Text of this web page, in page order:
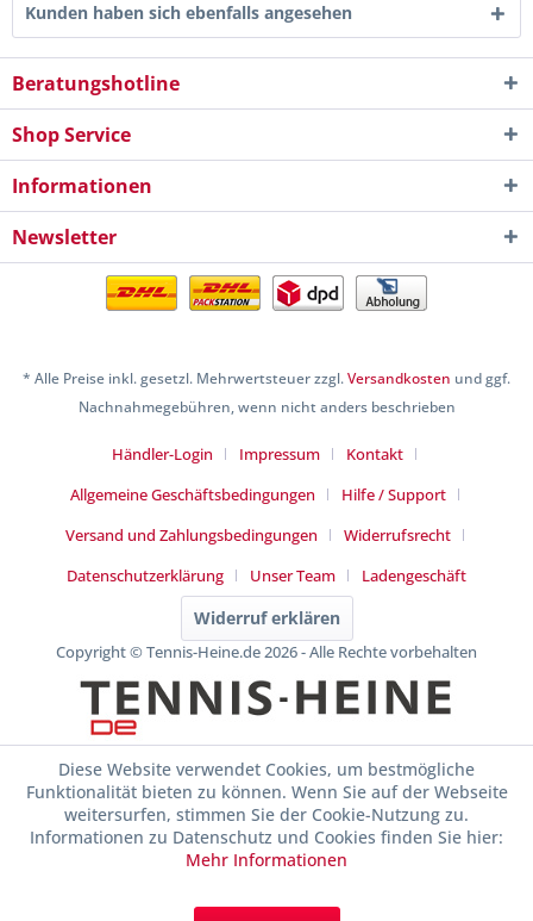
Kunden haben sich ebenfalls angesehen
Beratungshotline
Shop Service
Informationen
Newsletter
* Alle Preise inkl. gesetzl. Mehrwertsteuer zzgl.Versandkosten und ggf.
Nachnahmegebühren, wenn nicht anders beschrieben
Händler-Login Impressum
Kontakt
Allgemeine Geschäftsbedingungen
Hilfe / Support
Versand und Zahlungsbedingungen
Widerrufsrecht
Datenschutzerklärung
Unser Team Ladengeschäft
Widerruf erklären
Copyright © Tennis-Heine.de 2026 - Alle Rechte vorbehalten
Diese Website verwendet Cookies, um bestmögliche
Funktionalität bieten zu können. Wenn Sie auf der Webseite
weitersurfen, stimmen Sie der Cookie-Nutzung zu.
Informationen zu Datenschutz und Cookies finden Sie hier:
Mehr Informationen